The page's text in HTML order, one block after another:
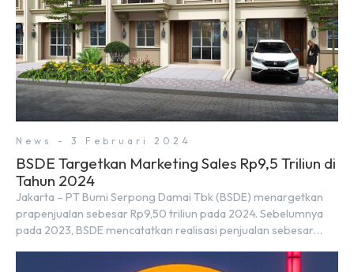
News - 3 Februari 2024
BSDE Targetkan Marketing Sales Rp9,5 Triliun di
Tahun 2024
Jakarta – PT Bumi Serpong Damai Tbk (BSDE) menargetkan
prapenjualan sebesar Rp9,50 triliun pada 2024. Sebelumnya
pada 2023, BSDE mencatatkan realisasi penjualan sebesar
Rp8,80 triliun. Menurut Direktur BSDE Hermawan Wijaya